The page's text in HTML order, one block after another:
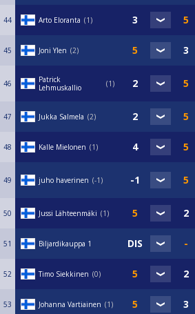
44 Arto Eloranta 1
45 Joni Ylen 2
46
Patrick
Lehmuskallio
1
47 Jukka Salmela 2
48 Kalle Mielonen 1
49 juho haverinen -1
50 Jussi Lähteenmäki 1
51 Biljardikauppa 1
52 Timo Siekkinen 0
53 Johanna Vartiainen 1